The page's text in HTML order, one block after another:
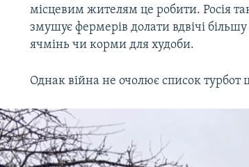
місцевим жителям це робити. Росія
змушує фермерів долати вдвічі
ячмінь чи корми для худоби.
Однак війна не очолює список турбот